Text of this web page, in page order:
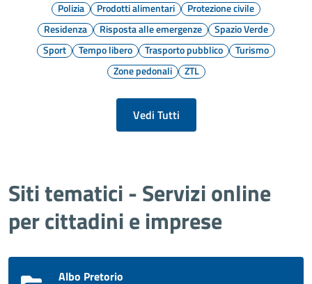
Polizia
Prodotti alimentari
Protezione civile
Residenza
Risposta alle emergenze
Spazio Verde
Sport
Tempo libero Trasporto pubblico
Turismo
Zone pedonali
ZTL
Vedi Tutti
Siti tematici - Servizi online
per cittadini e imprese
Albo Pretorio